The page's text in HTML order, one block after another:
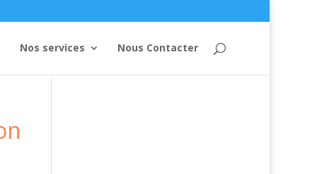
Nos services Nous Contacter